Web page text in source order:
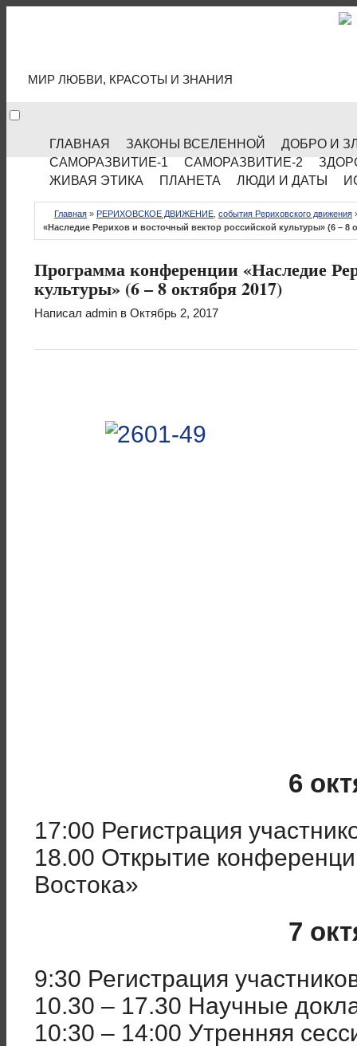
МИР ЛЮБВИ, КРАСОТЫ И ЗНАНИЯ
ГЛАВНАЯ ЗАКОНЫ ВСЕЛЕННОЙ
ДОБРО И
САМОРАЗВИТИЕ-1
САМОРАЗВИТИЕ-2
ЖИВАЯ ЭТИКА
ПЛАНЕТА ЛЮДИ И ДАТЫ
Главная » РЕРИХОВСКОЕ ДВИЖЕНИЕ события Рериховского движения
«Наследие Рерихов и восточный вектор российской культуры» (6 – 8
Программа конференции «Наследие
культуры» (6 – 8 октября 2017)
Написал admin в Октябрь 2, 2017
6
17:00 Регистрация
18.00 Открытие
Востока»
7
9:30 Регистрация
10.30 – 17.30 Научные
10:30 – 14:00 Утренняя